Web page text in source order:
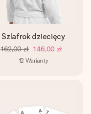
Szlafrok dziecięcy
162,00 zł 146,00 zł
12 Warianty